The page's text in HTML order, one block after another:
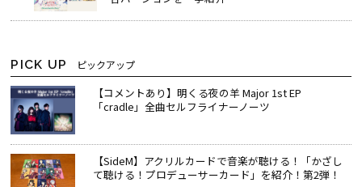
PICK UP ピックアップ
【コメントあり】明くる夜の羊 Major 1st EP
「cradle」全曲セルフライナーノーツ
【SideM】アクリルカードで音楽が聴ける！「かざし
て聴ける！プロデューサーカード」を紹介！第2弾！